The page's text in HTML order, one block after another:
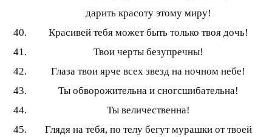
дарить красоту этому миру!
Красивей тебя может быть только твоя дочь!
Твои черты безупречны!
Глаза твои ярче всех звезд на ночном небе!
Ты обворожительна и сногсшибательна!
Ты величественна!
Глядя на тебя, по телу бегут мурашки от твоей